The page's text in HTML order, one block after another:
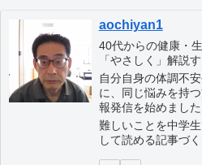
aochiyan1
40代からの健康・
「やさしく」解説
自分自身の体調不
に、同じ悩みを持
報発信を始めました
難しいことを中学
して読める記事づ